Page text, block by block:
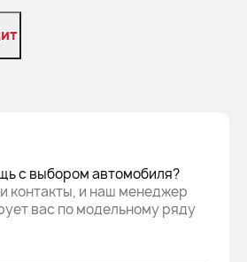
с выбором автомобиля?
контакты, и наш менеджер
вас по модельному ряду